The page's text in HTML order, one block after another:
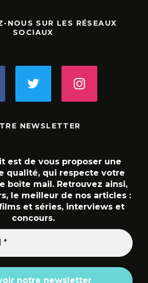
NOUS SUR LES RÉSEAUX
SOCIAUX
NEWSLETTER
est de vous proposer une
qualité, qui respecte votre
boîte mail. Retrouvez ainsi,
le meilleur de nos articles :
et séries, interviews et
concours.